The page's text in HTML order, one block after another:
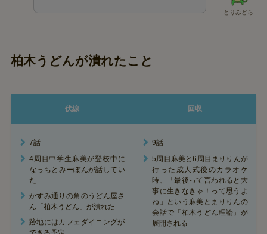
とりみどら
柏木うどんが潰れたこと
伏線 回収
7話
4周目中学生麻美が登校中に
なっちとみーぽんが話してい
た
かすみ通りの角のうどん屋さ
ん「柏木うどん」が潰れた
跡地にはカフェダイニングが
9話
5周目麻美と6周目まりりんが
行った成人式後のカラオケ
時、「最後って言われると大
事に生きなきゃ！って思うよ
ね」という麻美とまりりんの
会話で「柏木うどん理論」が
展開される